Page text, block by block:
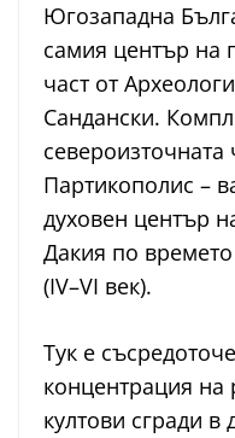
Югозападна
самия център на
част от
Сандански.
североизточната
Партикополис –
духовен център
Дакия по
(IV–VI век).
Тук е
концентрация на
култови сгради